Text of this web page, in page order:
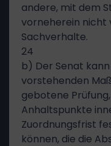
andere, mit dem
vorneherein nicht
Sachverhalte.
24
b) Der Senat
vorstehenden
gebotene
Anhaltspunkte
Zuordnungsfrist
können, die die